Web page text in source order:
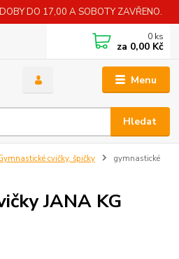
DO 17,00 A SOBOTY ZAVŘENO.
Menu
Hledat
0 ks
za 0,00 Kč
cvičky, špičky
gymnastické
JANA KG